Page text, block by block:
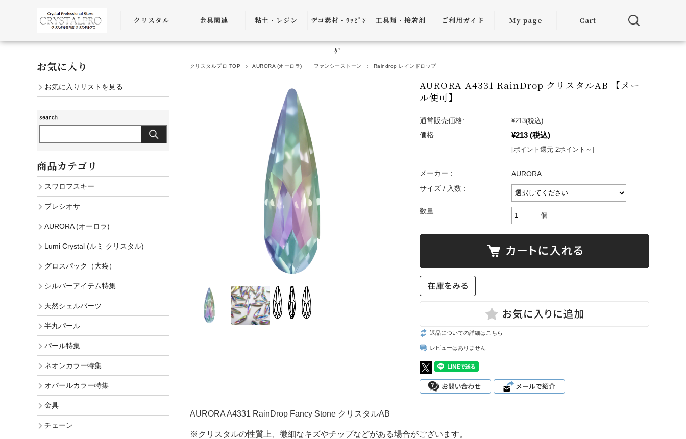
クリスタル
SWAROVSKI
金具関連
金具
チェーン
粘土・レジン
粘土・粘土土台
レジン
デコ素材・ﾗｯﾋﾟﾝ
ｸﾞ
デコ素材
ﾗｯﾋﾟﾝｸﾞ雑貨
工具類・接着剤
ピンセット
アプリケーター
ヤットコ・ニッ
接着剤・リムー
書籍・レシピ
ご利用ガイド
ご利用ガイド
ついて
決済方法につい
て
会員ランクアッ
プ制度について
My page Cart
クリスタルプロ TOP AURORA (オーロラ) ファンシーストーン Raindrop レインドロップ
AURORA A4331 RainDrop クリスタルAB 【メー
ル便可】
通常販売価格: ¥213(税込)
価格:
¥213 (税込)
[ポイント還元 2ポイント～]
メーカー：
AURORA
サイズ / 入数：
数量:
個
返品についての詳細はこちら
レビューはありません
AURORA A4331 RainDrop Fancy Stone クリスタルAB
※クリスタルの性質上、微細なキズやチップなどがある場合がございます。
お気に入り
お気に入りリストを見る
商品カテゴリ
スワロフスキー
プレシオサ
AURORA (オーロラ)
Lumi Crystal (ルミ クリスタル)
グロスパック（大袋）
シルバーアイテム特集
天然シェルパーツ
半丸パール
パール特集
ネオンカラー特集
オパールカラー特集
金具
チェーン